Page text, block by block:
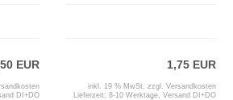
EUR
DI+DO
1,75 EUR
inkl. 19 % MwSt. zzgl. Versandkosten
Lieferzeit: 8-10 Werktage, Versand DI+DO